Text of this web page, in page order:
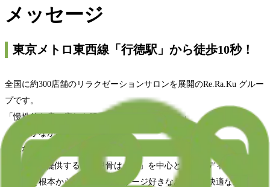
メッセージ
東京メトロ東西線「行徳駅」から徒歩10秒！
全国に約300店舗のリラクゼーションサロンを展開のRe.Ra.Ku グルー
プです。
「慢性的な肩の疲れや腰の疲れに悩んでいる…」
「疲れがなかなか取れない…」
そんなお悩みを抱えるあなたへ。
Re.Ra.Kuが提供する「肩甲骨はがし」を中心としたボディケアで、
お疲れを根本からケアし、マッサージ好きなあなたの快適な生活を